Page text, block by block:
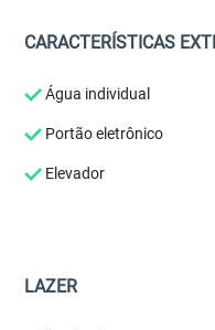
CARACTERÍSTICAS
Água individual
Portão eletrônico
Elevador
LAZER